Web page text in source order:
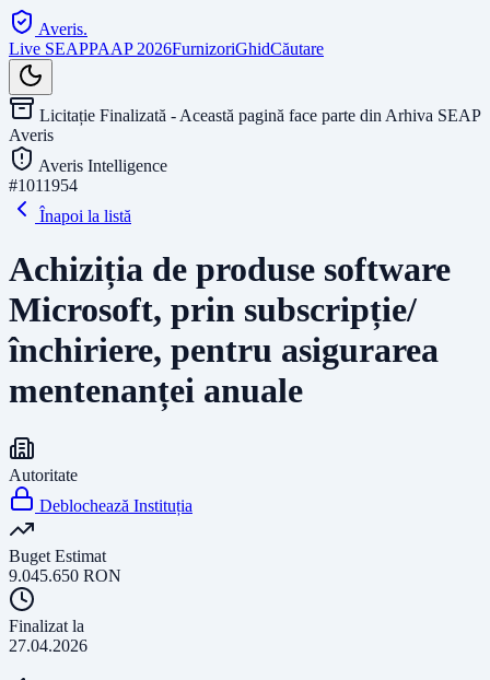
Averis.
Live SEAPPAAP 2026FurnizoriGhidCăutare
Licitație Finalizată - Această pagină face parte din Arhiva SEAP
Averis
Averis Intelligence
#1011954
Înapoi la listă
Achiziția de produse software
Microsoft, prin subscripție/
închiriere, pentru asigurarea
mentenanței anuale
Autoritate
Deblochează Instituția
Buget Estimat
9.045.650 RON
Finalizat la
27.04.2026